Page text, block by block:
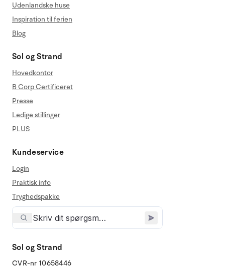
Udenlandske huse
Inspiration til ferien
Blog
Sol og Strand
Hovedkontor
B Corp Certificeret
Presse
Ledige stillinger
PLUS
Kundeservice
Login
Praktisk info
Tryghedspakke
Sol og Strand
CVR-nr 10658446